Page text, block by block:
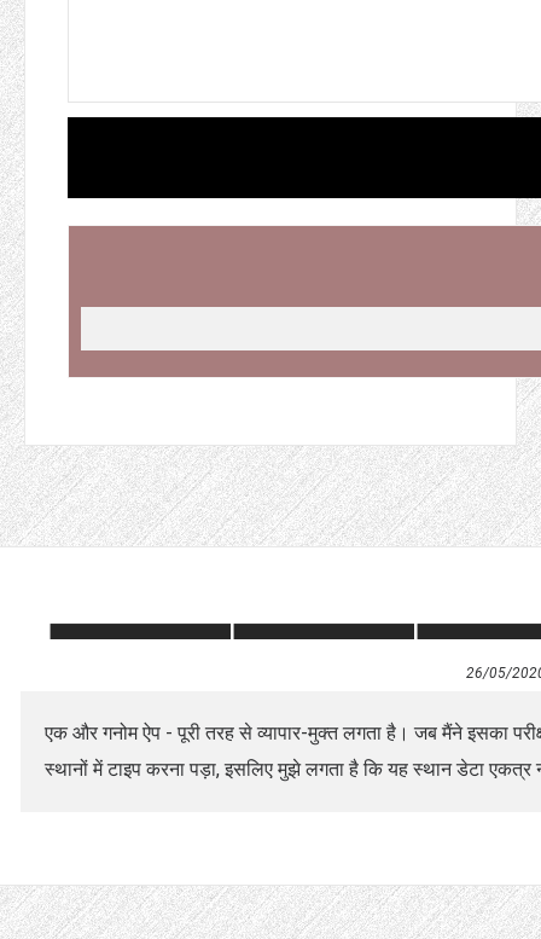
26/05/
एक और गनोम ऐप - पूरी तरह से व्यापार-मुक्त लगता है। जब मैंने इसका
स्थानों में टाइप करना पड़ा, इसलिए मुझे लगता है कि यह स्थान डेटा एकत्र